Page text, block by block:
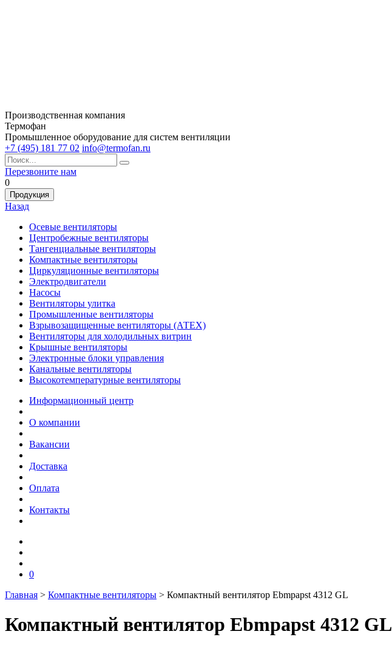
Производственная компания
Термофан
Промышленное оборудование для систем вентиляции
+7 (495) 181 77 02 info@termofan.ru
Перезвоните нам
0
Продукция
Назад
Осевые вентиляторы
Центробежные вентиляторы
Тангенциальные вентиляторы
Компактные вентиляторы
Циркуляционные вентиляторы
Электродвигатели
Насосы
Вентиляторы улитка
Промышленные вентиляторы
Взрывозащищенные вентиляторы (АТЕХ)
Вентиляторы для холодильных витрин
Крышные вентиляторы
Электронные блоки управления
Канальные вентиляторы
Высокотемпературные вентиляторы
Информационный центр
О компании
Вакансии
Доставка
Оплата
Контакты
0
Главная > Компактные вентиляторы > Компактный вентилятор Ebmpapst 4312 GL
Компактный вентилятор Ebmpapst 4312 GL